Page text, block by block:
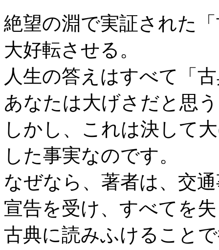
絶望の淵で実証された
大好転させる。
人生の答えはすべて「
あなたは大げさだと思
しかし、これは決して
した事実なのです。
なぜなら、著者は、交
宣告を受け、すべてを
古典に読みふけること